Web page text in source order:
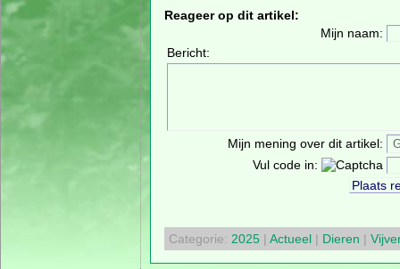
Reageer op dit artikel:
Mijn naam:
Bericht:
Mijn mening over dit artikel:
Vul code in:
Categorie: 2025| Actueel| Dieren |